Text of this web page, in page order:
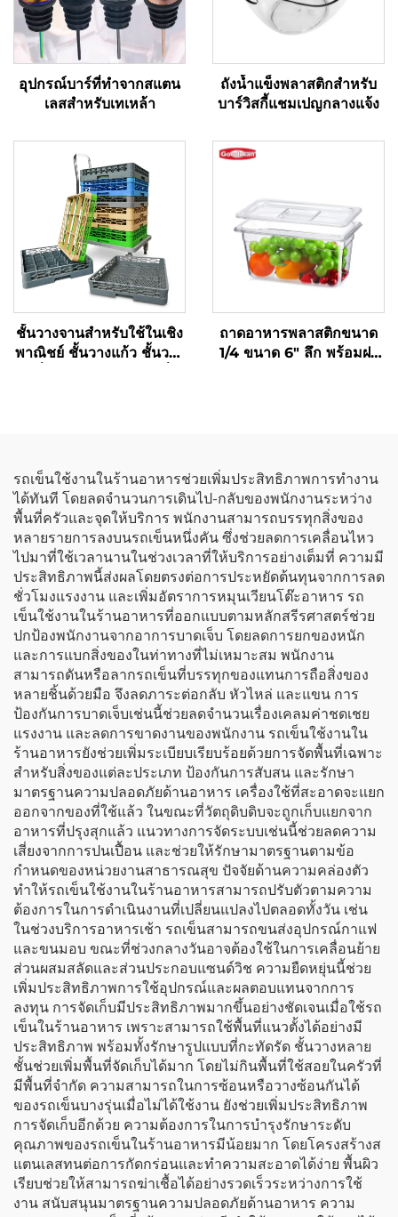
อุปกรณ์บาร์ที่ทำจากสแตน
เลสสำหรับเทเหล้า
ถังน้ำแข็งพลาสติกสำหรับ
บาร์วิสกี้แชมเปญกลางแจ้ง
ชั้นวางจานสำหรับใช้ในเชิง
พาณิชย์ ชั้นวางแก้ว ชั้นวาง
ถาดอาหารพลาสติกขนาด
1/4 ขนาด 6" ลึก พร้อมฝา
รถเข็นใช้งานในร้านอาหารช่วยเพิ่มประสิทธิภาพการทำงาน
ได้ทันที โดยลดจำนวนการเดินไป-กลับของพนักงานระหว่าง
พื้นที่ครัวและจุดให้บริการ พนักงานสามารถบรรทุกสิ่งของ
หลายรายการลงบนรถเข็นหนึ่งคัน ซึ่งช่วยลดการเคลื่อนไหว
ไปมาที่ใช้เวลานานในช่วงเวลาที่ให้บริการอย่างเต็มที่ ความมี
ประสิทธิภาพนี้ส่งผลโดยตรงต่อการประหยัดต้นทุนจากการลด
ชั่วโมงแรงงาน และเพิ่มอัตราการหมุนเวียนโต๊ะอาหาร รถ
เข็นใช้งานในร้านอาหารที่ออกแบบตามหลักสรีรศาสตร์ช่วย
ปกป้องพนักงานจากอาการบาดเจ็บ โดยลดการยกของหนัก
และการแบกสิ่งของในท่าทางที่ไม่เหมาะสม พนักงาน
สามารถดันหรือลากรถเข็นที่บรรทุกของแทนการถือสิ่งของ
หลายชิ้นด้วยมือ จึงลดภาระต่อกลับ หัวไหล่ และแขน การ
ป้องกันการบาดเจ็บเช่นนี้ช่วยลดจำนวนเรื่องเคลมค่าชดเชย
แรงงาน และลดการขาดงานของพนักงาน รถเข็นใช้งานใน
ร้านอาหารยังช่วยเพิ่มระเบียบเรียบร้อยด้วยการจัดพื้นที่เฉพาะ
สำหรับสิ่งของแต่ละประเภท ป้องกันการสับสน และรักษา
มาตรฐานความปลอดภัยด้านอาหาร เครื่องใช้ที่สะอาดจะแยก
ออกจากของที่ใช้แล้ว ในขณะที่วัตถุดิบดิบจะถูกเก็บแยกจาก
อาหารที่ปรุงสุกแล้ว แนวทางการจัดระบบเช่นนี้ช่วยลดความ
เสี่ยงจากการปนเปื้อน และช่วยให้รักษามาตรฐานตามข้อ
กำหนดของหน่วยงานสาธารณสุข ปัจจัยด้านความคล่องตัว
ทำให้รถเข็นใช้งานในร้านอาหารสามารถปรับตัวตามความ
ต้องการในการดำเนินงานที่เปลี่ยนแปลงไปตลอดทั้งวัน เช่น
ในช่วงบริการอาหารเช้า รถเข็นสามารถขนส่งอุปกรณ์กาแฟ
และขนมอบ ขณะที่ช่วงกลางวันอาจต้องใช้ในการเคลื่อนย้าย
ส่วนผสมสลัดและส่วนประกอบแซนด์วิช ความยืดหยุ่นนี้ช่วย
เพิ่มประสิทธิภาพการใช้อุปกรณ์และผลตอบแทนจากการ
ลงทุน การจัดเก็บมีประสิทธิภาพมากขึ้นอย่างชัดเจนเมื่อใช้รถ
เข็นในร้านอาหาร เพราะสามารถใช้พื้นที่แนวตั้งได้อย่างมี
ประสิทธิภาพ พร้อมทั้งรักษารูปแบบที่กะทัดรัด ชั้นวางหลาย
ชั้นช่วยเพิ่มพื้นที่จัดเก็บได้มาก โดยไม่กินพื้นที่ใช้สอยในครัวที่
มีพื้นที่จำกัด ความสามารถในการซ้อนหรือวางซ้อนกันได้
ของรถเข็นบางรุ่นเมื่อไม่ได้ใช้งาน ยังช่วยเพิ่มประสิทธิภาพ
การจัดเก็บอีกด้วย ความต้องการในการบำรุงรักษาระดับ
คุณภาพของรถเข็นในร้านอาหารมีน้อยมาก โดยโครงสร้างส
แตนเลสทนต่อการกัดกร่อนและทำความสะอาดได้ง่าย พื้นผิว
เรียบช่วยให้สามารถฆ่าเชื้อได้อย่างรวดเร็วระหว่างการใช้
งาน สนับสนุนมาตรฐานความปลอดภัยด้านอาหาร ความ